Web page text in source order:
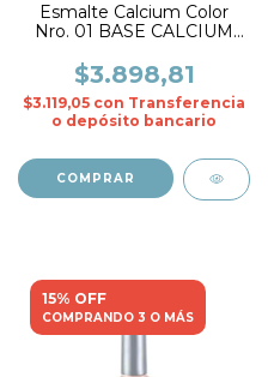
Esmalte Calcium Color
Nro. 01 BASE CALCIUM
$3.898,81
$3.119,05 con Transferencia
o depósito bancario
15% OFF
COMPRANDO 3 O MÁS